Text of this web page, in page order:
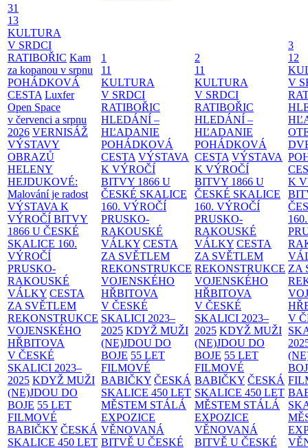
31
13
KULTURA
V SRDCI
RATIBOŘIC Kam
za kopanou v srpnu
POHÁDKOVÁ
CESTA Luxfer
Open Space
v červenci a srpnu
2026 VERNISÁŽ
VÝSTAVY
OBRAZŮ
HELENY
HEJDUKOVÉ:
Malování je radost
VÝSTAVA K
VÝROČÍ BITVY
1866 U ČESKÉ
SKALICE 160.
VÝROČÍ
PRUSKO-
RAKOUSKÉ
VÁLKY CESTA
ZA SVĚTLEM
REKONSTRUKCE
VOJENSKÉHO
HŘBITOVA
V ČESKÉ
SKALICI 2023–
2025 KDYŽ MUŽI
(NE)JDOU DO
BOJE 55 LET
FILMOVÉ
BABIČKY ČESKÁ
SKALICE 450 LET
1
11
KULTURA
V SRDCI
RATIBOŘIC
HLEDÁNÍ –
HĽADANIE
POHÁDKOVÁ
CESTA VÝSTAVA
K VÝROČÍ
BITVY 1866 U
ČESKÉ SKALICE
160. VÝROČÍ
PRUSKO-
RAKOUSKÉ
VÁLKY CESTA
ZA SVĚTLEM
REKONSTRUKCE
VOJENSKÉHO
HŘBITOVA
V ČESKÉ
SKALICI 2023–
2025 KDYŽ MUŽI
(NE)JDOU DO
BOJE 55 LET
FILMOVÉ
BABIČKY ČESKÁ
SKALICE 450 LET
MĚSTEM STÁLÁ
EXPOZICE
VĚNOVANÁ
BITVĚ U ČESKÉ
2
11
KULTURA
V SRDCI
RATIBOŘIC
HLEDÁNÍ –
HĽADANIE
POHÁDKOVÁ
CESTA VÝSTAVA
K VÝROČÍ
BITVY 1866 U
ČESKÉ SKALICE
160. VÝROČÍ
PRUSKO-
RAKOUSKÉ
VÁLKY CESTA
ZA SVĚTLEM
REKONSTRUKCE
VOJENSKÉHO
HŘBITOVA
V ČESKÉ
SKALICI 2023–
2025 KDYŽ MUŽI
(NE)JDOU DO
BOJE 55 LET
FILMOVÉ
BABIČKY ČESKÁ
SKALICE 450 LET
MĚSTEM STÁLÁ
EXPOZICE
VĚNOVANÁ
BITVĚ U ČESKÉ
3
12
V
K
ZA
V